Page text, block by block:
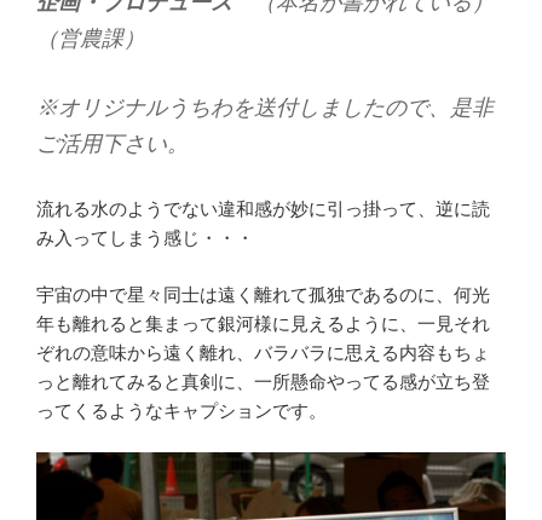
（営農課）
※オリジナルうちわを送付しましたので、是非
ご活用下さい。
流れる水のようでない違和感が妙に引っ掛って、逆に読
み入ってしまう感じ・・・
宇宙の中で星々同士は遠く離れて孤独であるのに、何光
年も離れると集まって銀河様に見えるように、一見それ
ぞれの意味から遠く離れ、バラバラに思える内容もちょ
っと離れてみると真剣に、一所懸命やってる感が立ち登
ってくるようなキャプションです。